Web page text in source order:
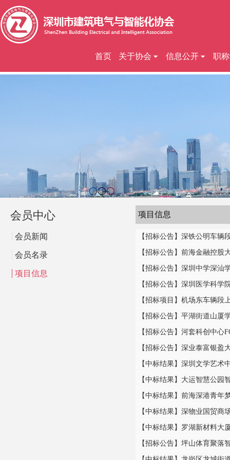
首页 关于协会 信息公开 职
会员中心
会员新闻
会员名录
项目信息
项目信息
【招标公告】深铁公明车辆
【招标公告】前海金融控股
【招标公告】深圳中学深汕
【招标项目】机场东车辆段
【招标公告】平湖街道山厦
【招标公告】河套科创中心
【招标公告】深业泰富银盈
【中标结果】深圳文学艺术
【中标结果】大运智慧公园
【中标结果】前海深港青年
【中标结果】深物业国贸商
【中标结果】罗湖新材料大
【招标公告】坪山体育聚落